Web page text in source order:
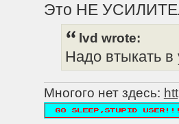
Это НЕ
lvd wrote:
Надо втыкать в
Многого нет здесь: